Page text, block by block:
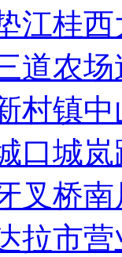
江桂
道农
村镇
口城
叉桥
拉市营